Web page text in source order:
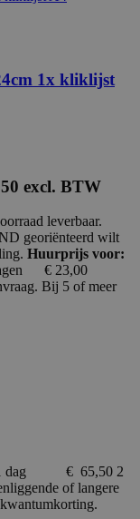
1x kliklijst
excl. BTW
leverbaar.
georiënteerd wilt
Huurprijs voor:
€ 23,00
Bij 5 of meer
dag € 65,50 2
of langere